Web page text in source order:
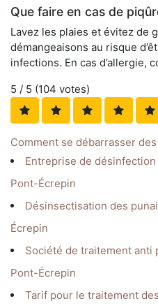
Que faire en cas de
Lavez les plaies et évitez de
démangeaisons au risque
infections. En cas d’allergie,
5 / 5 (104 votes)
Comment se débarrasser
Entreprise de
Pont-Écrepin
Désinsectisation des
Écrepin
Société de traitement anti
Pont-Écrepin
Tarif pour le traitement